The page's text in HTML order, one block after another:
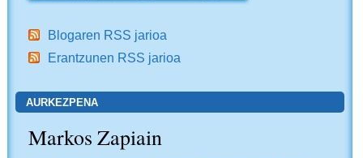
Blogaren RSS jarioa
Erantzunen RSS jarioa
AURKEZPENA
Markos Zapiain